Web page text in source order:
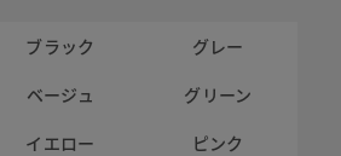
ブラック
グレー
ベージュ
グリーン
イエロー
ピンク